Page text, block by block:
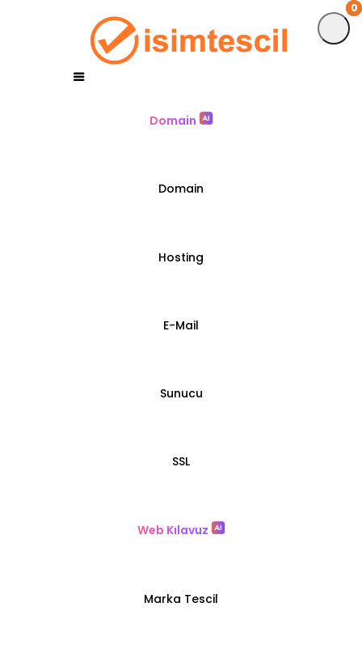
0
Domain
Domain
Hosting
E-Mail
Sunucu
SSL
Web Kılavuz
Marka Tescil
0